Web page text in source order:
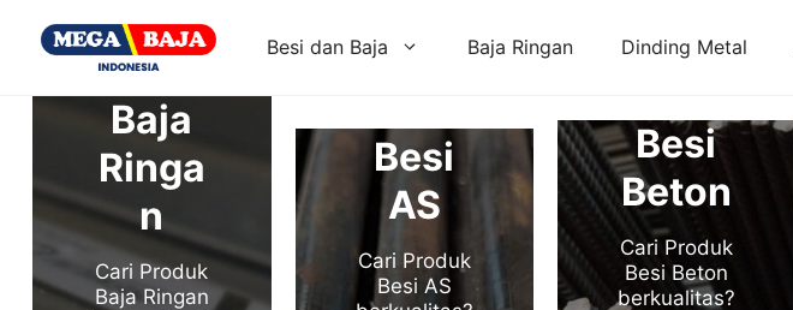
Besi dan Baja Baja Ringan Dinding Metal
Baja
Ringa
n
Cari Produk
Baja Ringan
Besi
AS
Cari Produk
Besi AS
Besi
Beton
Cari Produk
Besi Beton
berkualitas?